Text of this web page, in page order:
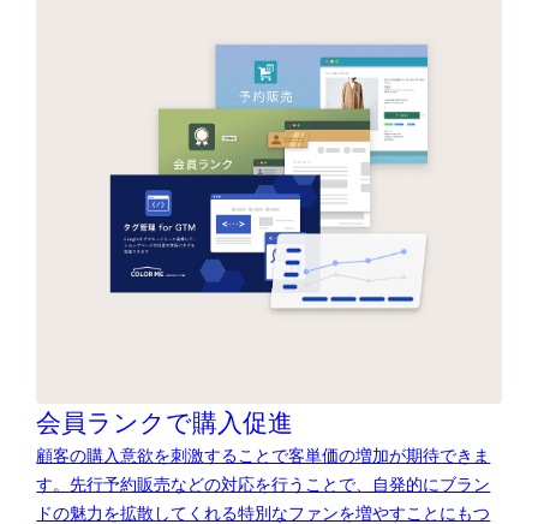
会員ランクで購入促進
顧客の購入意欲を刺激することで客単価の増加が期待できま
す。先行予約販売などの対応を行うことで、自発的にブラン
ドの魅力を拡散してくれる特別なファンを増やすことにもつ